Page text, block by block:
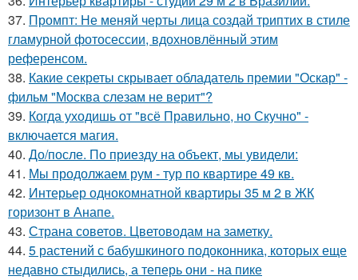
37. Промпт: Не меняй черты лица создай триптих в стиле
гламурной фотосессии, вдохновлённый этим
референсом.
38. Какие секреты скрывает обладатель премии "Оскар" -
фильм "Москва слезам не верит"?
39. Когда уходишь от "всё Правильно, но Скучно" -
включается магия.
40. До/после. По приезду на объект, мы увидели:
41. Мы продолжаем рум - тур по квартире 49 кв.
42. Интерьер однокомнатной квартиры 35 м 2 в ЖК
горизонт в Анапе.
43. Страна советов. Цветоводам на заметку.
44. 5 растений с бабушкиного подоконника, которых еще
недавно стыдились, а теперь они - на пике